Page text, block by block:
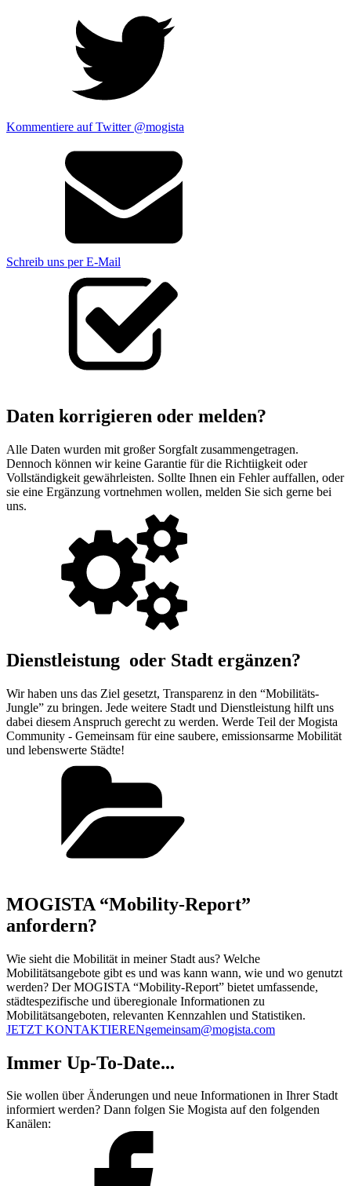
Kommentiere auf Twitter @mogista
Schreib uns per E-Mail
Daten korrigieren oder melden?
Alle Daten wurden mit großer Sorgfalt zusammengetragen.
Dennoch können wir keine Garantie für die Richtiigkeit oder
Vollständigkeit gewährleisten. Sollte Ihnen ein Fehler auffallen, oder
sie eine Ergänzung vortnehmen wollen, melden Sie sich gerne bei
uns.
Dienstleistung oder Stadt ergänzen?
Wir haben uns das Ziel gesetzt, Transparenz in den “Mobilitäts-
Jungle” zu bringen. Jede weitere Stadt und Dienstleistung hilft uns
dabei diesem Anspruch gerecht zu werden. Werde Teil der Mogista
Community - Gemeinsam für eine saubere, emissionsarme Mobilität
und lebenswerte Städte!
MOGISTA “Mobility-Report”
anfordern?
Wie sieht die Mobilität in meiner Stadt aus? Welche
Mobilitätsangebote gibt es und was kann wann, wie und wo genutzt
werden? Der MOGISTA “Mobility-Report” bietet umfassende,
städtespezifische und überegionale Informationen zu
Mobilitätsangeboten, relevanten Kennzahlen und Statistiken.
JETZT KONTAKTIERENgemeinsam@mogista.com
Immer Up-To-Date...
Sie wollen über Änderungen und neue Informationen in Ihrer Stadt
informiert werden? Dann folgen Sie Mogista auf den folgenden
Kanälen: